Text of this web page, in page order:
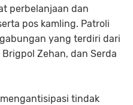
perbelanjaan dan
pos kamling. Patroli
yang terdiri dari
Zehan, dan Serda
tindak